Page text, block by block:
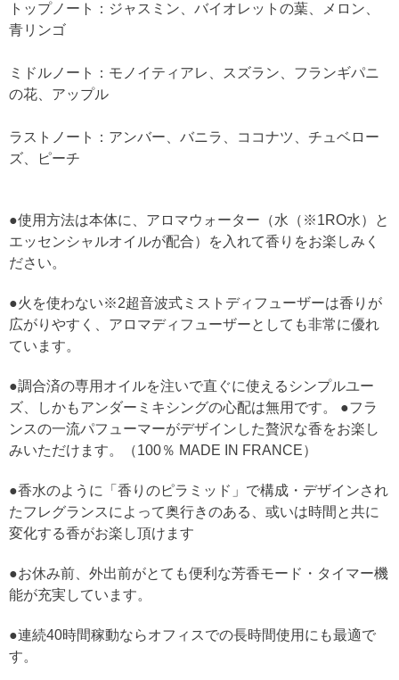
トップノート：ジャスミン、バイオレットの葉、メロン、
青リンゴ
ミドルノート：モノイティアレ、スズラン、フランギパニ
の花、アップル
ラストノート：アンバー、バニラ、ココナツ、チュベロー
ズ、ピーチ
●使用方法は本体に、アロマウォーター（水（※1RO水）と
エッセンシャルオイルが配合）を入れて香りをお楽しみく
ださい。
●火を使わない※2超音波式ミストディフューザーは香りが
広がりやすく、アロマディフューザーとしても非常に優れ
ています。
●調合済の専用オイルを注いで直ぐに使えるシンプルユー
ズ、しかもアンダーミキシングの心配は無用です。 ●フラ
ンスの一流パフューマーがデザインした贅沢な香をお楽し
みいただけます。（100％ MADE IN FRANCE）
●香水のように「香りのピラミッド」で構成・デザインされ
たフレグランスによって奥行きのある、或いは時間と共に
変化する香がお楽し頂けます
●お休み前、外出前がとても便利な芳香モード・タイマー機
能が充実しています。
●連続40時間稼動ならオフィスでの長時間使用にも最適で
す。